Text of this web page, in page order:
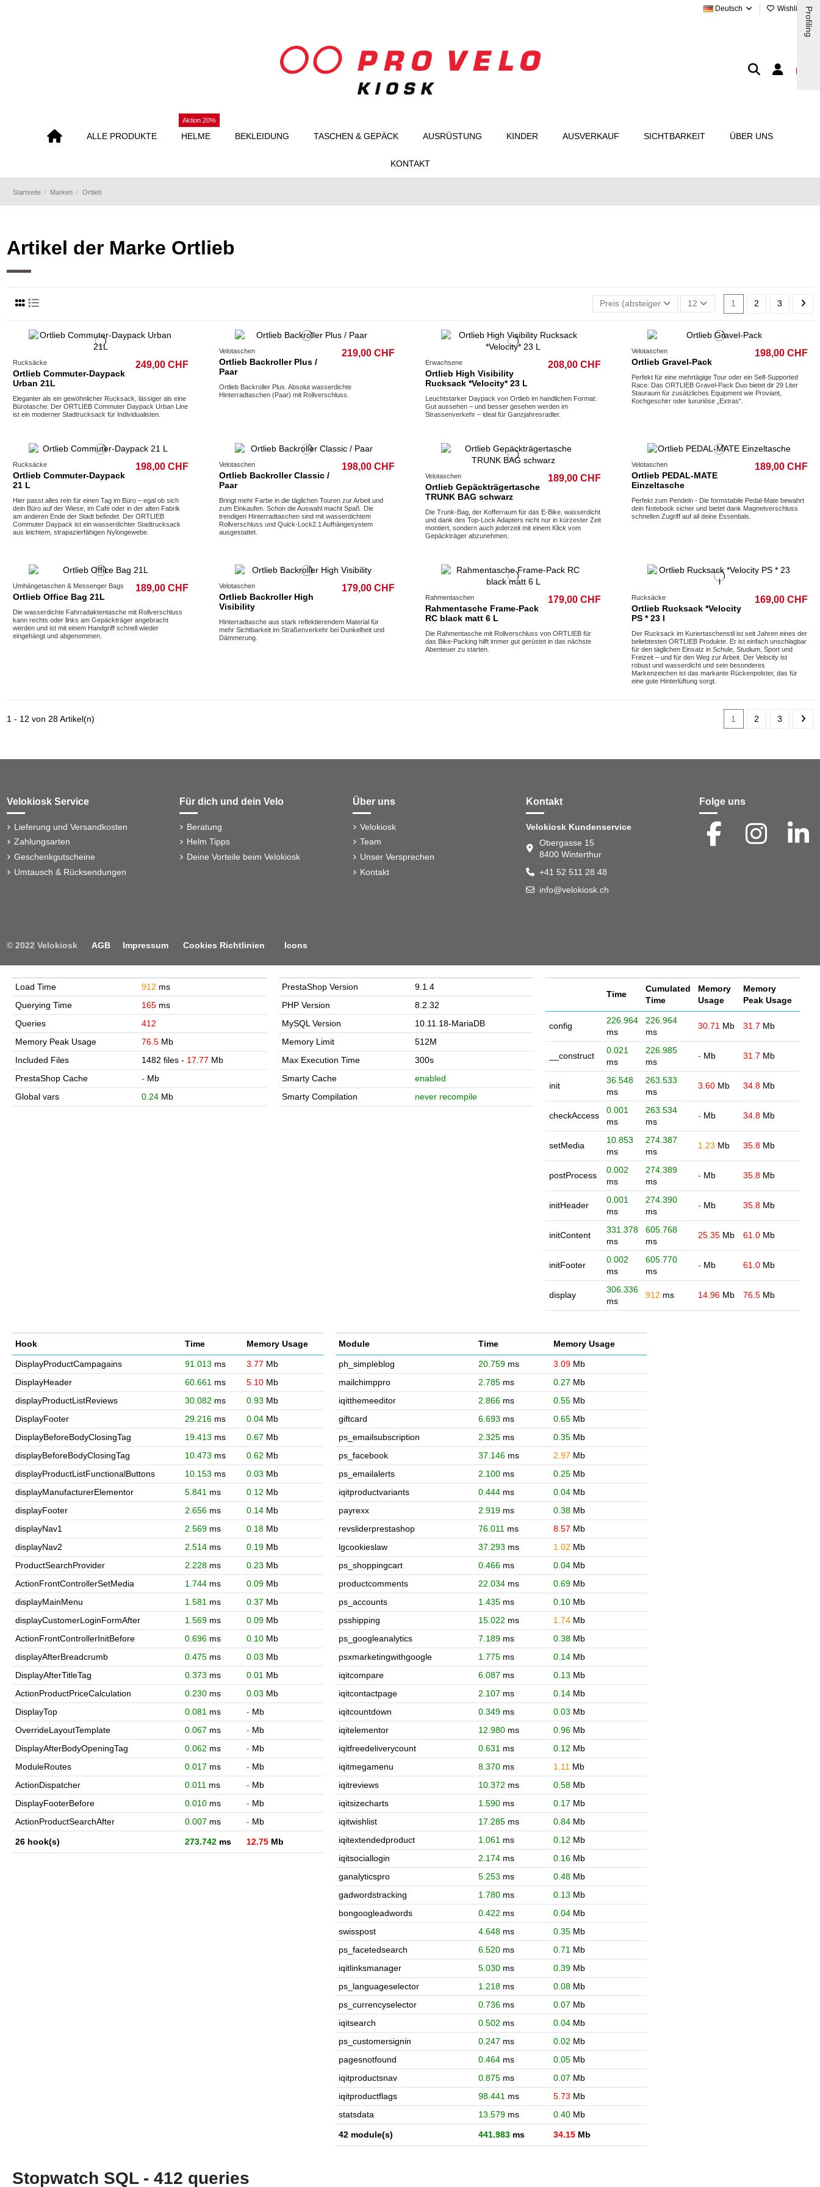
Deutsch Wishlist (0)
ALLE PRODUKTE HELME
Aktion 20%
BEKLEIDUNG TASCHEN & GEPÄCK AUSRÜSTUNG KINDER AUSVERKAUF SICHTBARKEIT ÜBER UNS
KONTAKT
Startseite Marken Ortlieb
Artikel der Marke Ortlieb
Preis (absteigend) 12 1 2 3
Rucksäcke
Ortlieb Commuter-Daypack
Urban 21L
249,00 CHF
Eleganter als ein gewöhnlicher Rucksack, lässiger als eine
Bürotasche: Der ORTLIEB Commuter Daypack Urban Line
ist ein moderner Stadtrucksack für Individualisten.
Velotaschen
Ortlieb Backroller Plus /
Paar
219,00 CHF
Ortlieb Backroller Plus. Absolut wasserdichte
Hinterradtaschen (Paar) mit Rollverschluss.
Erwachsene
Ortlieb High Visibility
Rucksack *Velocity* 23 L
208,00 CHF
Leuchtstarker Daypack von Ortlieb im handlichen Format:
Gut aussehen – und besser gesehen werden im
Strassenverkehr – ideal für Ganzjahresradler.
Velotaschen
Ortlieb Gravel-Pack
198,00 CHF
Perfekt für eine mehrtägige Tour oder ein Self-Supported
Race: Das ORTLIEB Gravel-Pack Duo bietet dir 29 Liter
Stauraum für zusätzliches Equipment wie Proviant,
Kochgeschirr oder luxuriöse „Extras“.
Rucksäcke
Ortlieb Commuter-Daypack
21 L
198,00 CHF
Hier passt alles rein für einen Tag im Büro – egal ob sich
dein Büro auf der Wiese, im Café oder in der alten Fabrik
am anderen Ende der Stadt befindet. Der ORTLIEB
Commuter Daypack ist ein wasserdichter Stadtrucksack
aus leichtem, strapazierfähigen Nylongewebe.
Velotaschen
Ortlieb Backroller Classic /
Paar
198,00 CHF
Bringt mehr Farbe in die täglichen Touren zur Arbeit und
zum Einkaufen. Schon die Auswahl macht Spaß. Die
trendigen Hinterradtaschen sind mit wasserdichtem
Rollverschluss und Quick-Lock2.1 Aufhängesystem
ausgestattet.
Velotaschen
Ortlieb Gepäckträgertasche
TRUNK BAG schwarz
189,00 CHF
Die Trunk-Bag, der Kofferraum für das E-Bike, wasserdicht
und dank des Top-Lock Adapters nicht nur in kürzester Zeit
montiert, sondern auch jederzeit mit einem Klick vom
Gepäckträger abzunehmen.
Velotaschen
Ortlieb PEDAL-MATE
Einzeltasche
189,00 CHF
Perfekt zum Pendeln - Die formstabile Pedal-Mate bewahrt
dein Notebook sicher und bietet dank Magnetverschluss
schnellen Zugriff auf all deine Essentials.
Umhängetaschen & Messenger Bags
Ortlieb Office Bag 21L
189,00 CHF
Die wasserdichte Fahrradaktentasche mit Rollverschluss
kann rechts oder links am Gepäckträger angebracht
werden und ist mit einem Handgriff schnell wieder
eingehängt und abgenommen.
Velotaschen
Ortlieb Backroller High
Visibility
179,00 CHF
Hinterradtasche aus stark reflektierendem Material für
mehr Sichtbarkeit im Straßenverkehr bei Dunkelheit und
Dämmerung.
Rahmentaschen
Rahmentasche Frame-Pack
RC black matt 6 L
179,00 CHF
Die Rahmentasche mit Rollverschluss von ORTLIEB für
das Bike-Packing hilft immer gut gerüstet in das nächste
Abenteuer zu starten.
Rucksäcke
Ortlieb Rucksack *Velocity
PS * 23 l
169,00 CHF
Der Rucksack im Kuriertaschenstil ist seit Jahren eines der
beliebtesten ORTLIEB Produkte. Er ist einfach unschlagbar
für den täglichen Einsatz in Schule, Studium, Sport und
Freizeit – und für den Weg zur Arbeit. Der Velocity ist
robust und wasserdicht und sein besonderes
Markenzeichen ist das markante Rückenpolster, das für
eine gute Hinterlüftung sorgt.
1 - 12 von 28 Artikel(n) 1 2 3
Velokiosk Service
Lieferung und Versandkosten
Zahlungsarten
Geschenkgutscheine
Umtausch & Rücksendungen
Für dich und dein Velo
Beratung
Helm Tipps
Deine Vorteile beim Velokiosk
Über uns
Velokiosk
Team
Unser Versprechen
Kontakt
Kontakt
Velokiosk Kundenservice
Obergasse 15
8400 Winterthur
+41 52 511 28 48
info@velokiosk.ch
Folge uns
© 2022 Velokiosk AGB Impressum Cookies Richtlinien Icons
Profiling
Load Time 912 ms
Querying Time
165 ms
Queries
412
Memory Peak Usage
76.5 Mb
Included Files
1482 files - 17.77 Mb
PrestaShop Cache
- Mb
Global vars
0.24 Mb
PrestaShop Version
9.1.4
PHP Version
8.2.32
MySQL Version
10.11.18-MariaDB
Memory Limit
512M
Max Execution Time
300s
Smarty Cache
enabled
Smarty Compilation
never recompile
Time
Cumulated
Time
Memory
Usage
Memory
Peak Usage
config
226.964
ms
226.964
ms
30.71Mb 31.7 Mb
__construct
0.021
ms
226.985
ms
- Mb 31.7 Mb
init
36.548
ms
263.533
ms
3.60Mb 34.8Mb
checkAccess
0.001
ms
263.534
ms
- Mb 34.8Mb
setMedia
10.853
ms
274.387
ms
1.23 Mb 35.8Mb
postProcess
0.002
ms
274.389
ms
- Mb 35.8Mb
initHeader
0.001
ms
274.390
ms
- Mb 35.8Mb
initContent
331.378
ms
605.768
ms
25.35Mb 61.0Mb
initFooter
0.002
ms
605.770
ms
- Mb 61.0Mb
display
306.336
ms
912 ms 14.96Mb 76.5Mb
Hook Time Memory Usage
DisplayProductCampagains 91.013 ms 3.77 Mb
DisplayHeader
60.661 ms 5.10 Mb
displayProductListReviews
30.082 ms 0.93 Mb
DisplayFooter
29.216 ms 0.04 Mb
DisplayBeforeBodyClosingTag
19.413 ms 0.67 Mb
displayBeforeBodyClosingTag
10.473 ms 0.62 Mb
displayProductListFunctionalButtons
10.153 ms 0.03 Mb
displayManufacturerElementor
5.841 ms 0.12 Mb
displayFooter
2.656 ms 0.14 Mb
displayNav1
2.569 ms 0.18 Mb
displayNav2
2.514 ms 0.19 Mb
ProductSearchProvider
2.228 ms 0.23 Mb
ActionFrontControllerSetMedia
1.744 ms 0.09 Mb
displayMainMenu
1.581 ms 0.37 Mb
displayCustomerLoginFormAfter
1.569 ms 0.09 Mb
ActionFrontControllerInitBefore
0.696 ms 0.10 Mb
displayAfterBreadcrumb
0.475 ms 0.03 Mb
DisplayAfterTitleTag
0.373 ms 0.01 Mb
ActionProductPriceCalculation
0.230 ms 0.03 Mb
DisplayTop
0.081 ms - Mb
OverrideLayoutTemplate
0.067 ms - Mb
DisplayAfterBodyOpeningTag
0.062 ms - Mb
ModuleRoutes
0.017 ms - Mb
ActionDispatcher
0.011 ms - Mb
DisplayFooterBefore
0.010 ms - Mb
ActionProductSearchAfter
0.007 ms - Mb
26 hook(s) 273.742 ms 12.75 Mb
Module Time Memory Usage
ph_simpleblog 20.759 ms 3.09 Mb
mailchimppro
2.785 ms 0.27 Mb
iqitthemeeditor
2.866 ms 0.55 Mb
giftcard
6.693 ms 0.65 Mb
ps_emailsubscription
2.325 ms 0.35 Mb
ps_facebook
37.146 ms 2.97 Mb
ps_emailalerts
2.100 ms 0.25 Mb
iqitproductvariants
0.444 ms 0.04 Mb
payrexx
2.919 ms 0.38 Mb
revsliderprestashop
76.011 ms 8.57 Mb
lgcookieslaw
37.293 ms 1.02 Mb
ps_shoppingcart
0.466 ms 0.04 Mb
productcomments
22.034 ms 0.69 Mb
ps_accounts
1.435 ms 0.10 Mb
psshipping
15.022 ms 1.74 Mb
ps_googleanalytics
7.189 ms 0.38 Mb
psxmarketingwithgoogle
1.775 ms 0.14 Mb
iqitcompare
6.087 ms 0.13 Mb
iqitcontactpage
2.107 ms 0.14 Mb
iqitcountdown
0.349 ms 0.03 Mb
iqitelementor
12.980 ms 0.96 Mb
iqitfreedeliverycount
0.631 ms 0.12 Mb
iqitmegamenu
8.370 ms 1.11 Mb
iqitreviews
10.372 ms 0.58 Mb
iqitsizecharts
1.590 ms 0.17 Mb
iqitwishlist
17.285 ms 0.84 Mb
iqitextendedproduct
1.061 ms 0.12 Mb
iqitsociallogin
2.174 ms 0.16 Mb
ganalyticspro
5.253 ms 0.48 Mb
gadwordstracking
1.780 ms 0.13 Mb
bongoogleadwords
0.422 ms 0.04 Mb
swisspost
4.648 ms 0.35 Mb
ps_facetedsearch
6.520 ms 0.71 Mb
iqitlinksmanager
5.030 ms 0.39 Mb
ps_languageselector
1.218 ms 0.08 Mb
ps_currencyselector
0.736 ms 0.07 Mb
iqitsearch
0.502 ms 0.04 Mb
ps_customersignin
0.247 ms 0.02 Mb
pagesnotfound
0.464 ms 0.05 Mb
iqitproductsnav
0.875 ms 0.07 Mb
iqitproductflags
98.441 ms 5.73 Mb
statsdata
13.579 ms 0.40 Mb
42 module(s) 441.983 ms 34.15 Mb
Stopwatch SQL - 412 queries